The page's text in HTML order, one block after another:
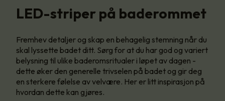
LED-striper på baderommet
Fremhev detaljer og skap en behagelig stemning når du
skal lyssette badet ditt. Sørg for at du har god og variert
belysning til ulike baderomsritualer i løpet av dagen -
dette øker den generelle trivselen på badet og gir deg
en sterkere følelse av velvære. Her er litt inspirasjon på
hvordan dette kan gjøres.